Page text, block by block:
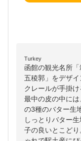
Turkey
函館の観光名所
五稜郭」をデザ
クレールが手掛
最中の皮の中に
の3種のバター生
しっとりバター
子の良いとこど